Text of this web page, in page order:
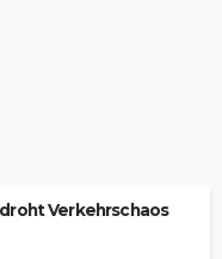
Verkehrschaos